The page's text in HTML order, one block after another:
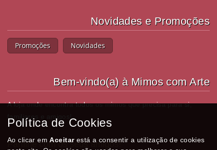
Novidades e Promoções
Promoções Novidades
Bem-vindo(a) à Mimos com Arte
A loja onde encontra todos os mimos que precisa para si,
familiares e amigos!
Partilhe com os seus amigos!
Política de Cookies
Ao clicar emAceitarestá a consentir a utilização de cookies